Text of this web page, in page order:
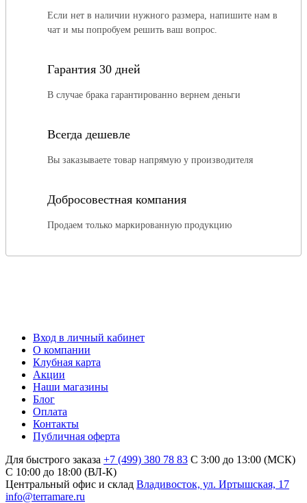
Если нет в наличии нужного размера, напишите нам в
чат и мы попробуем решить ваш вопрос.
Гарантия 30 дней
В случае брака гарантированно вернем деньги
Всегда дешевле
Вы заказываете товар напрямую у производителя
Добросовестная компания
Продаем только маркированную продукцию
Вход в личный кабинет
О компании
Клубная карта
Акции
Наши магазины
Блог
Оплата
Контакты
Публичная оферта
Для быстрого заказа +7 (499) 380 78 83 С 3:00 до 13:00 (МСК)
C 10:00 до 18:00 (ВЛ-К)
Центральный офис и склад Владивосток, ул. Иртышская, 17
info@terramare.ru